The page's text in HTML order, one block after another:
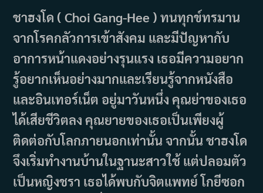
ชาฮงโด ( Choi Gang-Hee ) ทนทุกข์ทรมาน
จากโรคกลัวการเข้าสังคม และมีปัญหากับ
อาการหน้าแดงอย่างรุนแรง เธอมีความอยาก
รู้อยากเห็นอย่างมากและเรียนรู้จากหนังสือ
และอินเทอร์เน็ต อยู่มาวันหนึ่ง คุณย่าของเธอ
ได้เสียชีวิตลง คุณยายของเธอเป็นเพียงผู้
ติดต่อกับโลกภายนอกเท่านั้น จากนั้น ชาฮงโด
จึงเริ่มทำงานบ้านในฐานะสาวใช้ แต่ปลอมตัว
เป็นหญิงชรา เธอได้พบกับจิตแพทย์ โกยีซอก